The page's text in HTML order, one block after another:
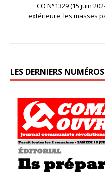
CO N°1329 (15 juin
extérieure, les masses
LES DERNIERS NUMÉROS